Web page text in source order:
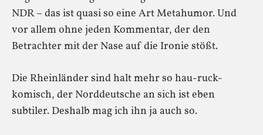
NDR – das ist quasi so eine Art Metahumor. Und
vor allem ohne jeden Kommentar, der den
Betrachter mit der Nase auf die Ironie stößt.
Die Rheinländer sind halt mehr so hau-ruck-
komisch, der Norddeutsche an sich ist eben
subtiler. Deshalb mag ich ihn ja auch so.